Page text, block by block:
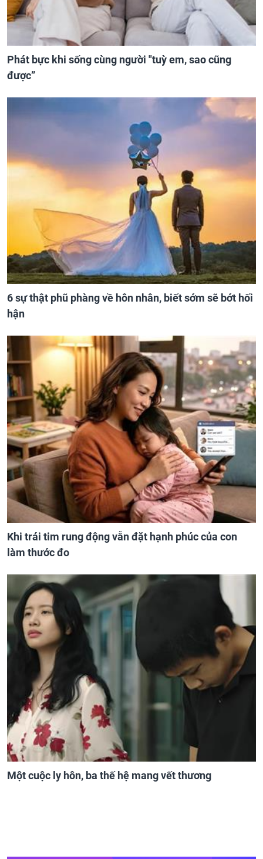
Phát bực khi sống cùng người "tuỳ em, sao cũng
được”
6 sự thật phũ phàng về hôn nhân, biết sớm sẽ bớt hối
hận
Khi trái tim rung động vẫn đặt hạnh phúc của con
làm thước đo
Một cuộc ly hôn, ba thế hệ mang vết thương